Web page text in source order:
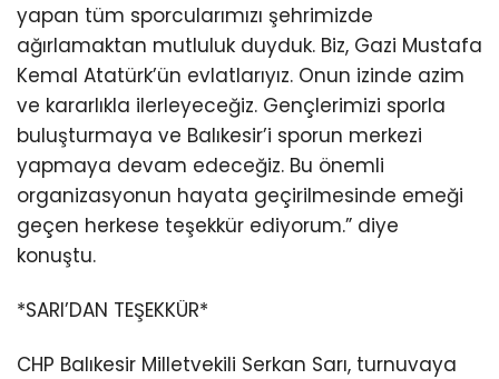
yapan tüm sporcularımızı şehrimizde
ağırlamaktan mutluluk duyduk. Biz, Gazi Mustafa
Kemal Atatürk’ün evlatlarıyız. Onun izinde azim
ve kararlıkla ilerleyeceğiz. Gençlerimizi sporla
buluşturmaya ve Balıkesir’i sporun merkezi
yapmaya devam edeceğiz. Bu önemli
organizasyonun hayata geçirilmesinde emeği
geçen herkese teşekkür ediyorum.” diye
konuştu.
*SARI’DAN TEŞEKKÜR*
CHP Balıkesir Milletvekili Serkan Sarı, turnuvaya